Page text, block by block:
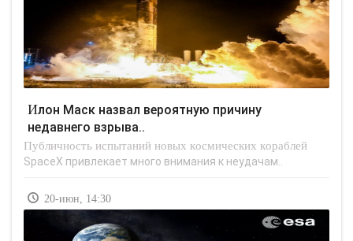
Илон Маск назвал вероятную причину
недавнего взрыва..
Публичность испытаний новых космических кораблей
SpaceX привлекает много внимания к неудачам..
20-июн, 14:30